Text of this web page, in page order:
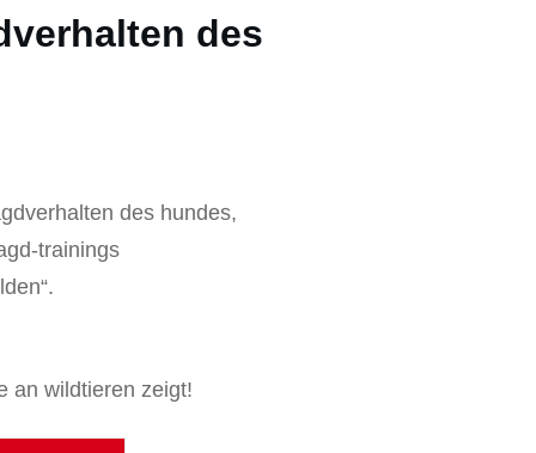
des
des hundes,
trainings
an wildtieren zeigt!